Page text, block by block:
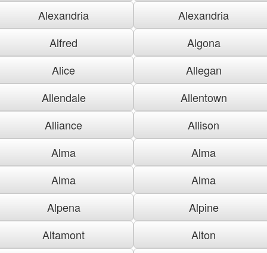
Alexandria
Alexandria
Alfred
Algona
Alice
Allegan
Allendale
Allentown
Alliance
Allison
Alma
Alma
Alma
Alma
Alpena
Alpine
Altamont
Alton